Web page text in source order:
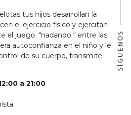
tus hijos desarrollan la
el ejercicio físico y ejercitan
el juego. “nadando “ entre las
autoconfianza en el niño y le
de su cuerpo, transmite
a 21:00